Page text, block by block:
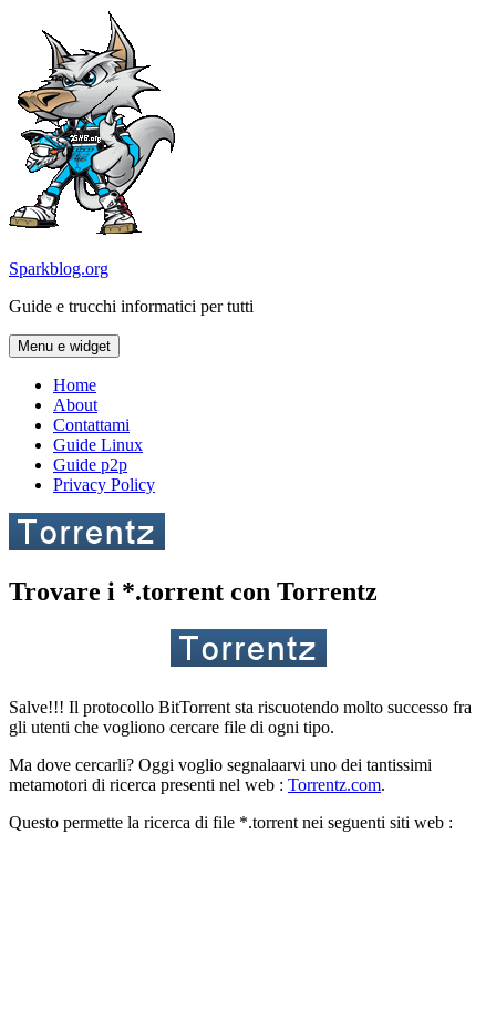
contenuto
Sparkblog.org
Guide e trucchi informatici per tutti
Menu e widget
Home
About
Contattami
Guide Linux
Guide p2p
Privacy Policy
Trovare i *.torrent con Torrentz
Salve!!! Il protocollo BitTorrent sta riscuotendo molto successo fra
gli utenti che vogliono cercare file di ogni tipo.
Ma dove cercarli? Oggi voglio segnalaarvi uno dei tantissimi
metamotori di ricerca presenti nel web : Torrentz.com.
Questo permette la ricerca di file *.torrent nei seguenti siti web :